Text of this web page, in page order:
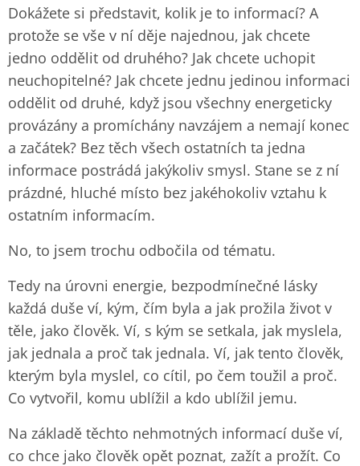
Dokážete si představit, kolik je to informací? A
protože se vše v ní děje najednou, jak chcete
jedno oddělit od druhého? Jak chcete uchopit
neuchopitelné? Jak chcete jednu jedinou informaci
oddělit od druhé, když jsou všechny energeticky
provázány a promíchány navzájem a nemají konec
a začátek? Bez těch všech ostatních ta jedna
informace postrádá jakýkoliv smysl. Stane se z ní
prázdné, hluché místo bez jakéhokoliv vztahu k
ostatním informacím.
No, to jsem trochu odbočila od tématu.
Tedy na úrovni energie, bezpodmínečné lásky
každá duše ví, kým, čím byla a jak prožila život v
těle, jako člověk. Ví, s kým se setkala, jak myslela,
jak jednala a proč tak jednala. Ví, jak tento člověk,
kterým byla myslel, co cítil, po čem toužil a proč.
Co vytvořil, komu ublížil a kdo ublížil jemu.
Na základě těchto nehmotných informací duše ví,
co chce jako člověk opět poznat, zažít a prožít. Co